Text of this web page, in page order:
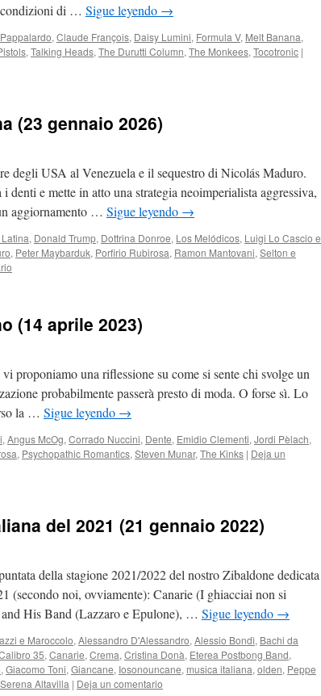
condizioni di … Sigue leyendo →
, Claude François, Daisy Lumini, Formula V, Melt Banana,
, Talking Heads, The Durutti Column, The Monkees, Tocotronic |
(23 gennaio 2026)
degli USA al Venezuela e il sequestro di Nicolás Maduro.
denti e mette in atto una strategia neoimperialista aggressiva,
aggiornamento … Sigue leyendo →
, Donald Trump, Dottrina Donroe, Los Melódicos, Luigi Lo Cascio e
, Peter Maybarduk, Porfirio Rubirosa, Ramon Mantovani, Selton e
(14 aprile 2023)
proponiamo una riflessione su come si sente chi svolge un
probabilmente passerà presto di moda. O forse sì. Lo
la … Sigue leyendo →
, Angus McOg, Corrado Nuccini, Dente, Emidio Clementi, Jordi Pèlach,
, Psychopathic Romantics, Steven Munar, The Kinks | Deja un
del 2021 (21 gennaio 2022)
della stagione 2021/2022 del nostro Zibaldone dedicata
(secondo noi, ovviamente): Canarie (I ghiacciai non si
His Band (Lazzaro e Epulone), … Sigue leyendo →
e Maroccolo, Alessandro D'Alessandro, Alessio Bondì, Bachi da
35, Canarie, Crema, Cristina Donà, Eterea Postbong Band,
, Giacomo Toni, Giancane, Iosonouncane, musica italiana, olden, Peppe
Serena Altavilla | Deja un comentario